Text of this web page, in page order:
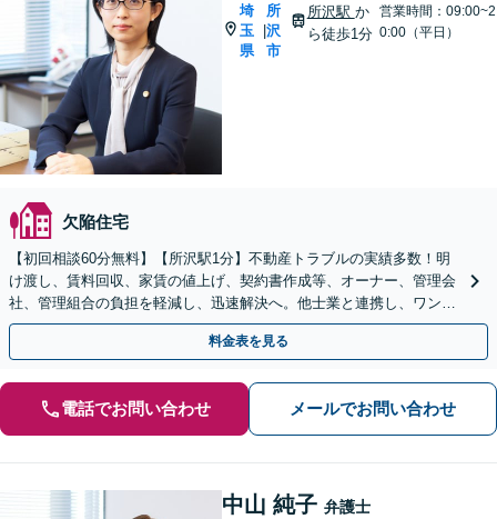
埼
玉
県
所
沢
市
所沢駅 か
ら徒歩1分
営業時間：09:00~2
0:00（平日）
欠陥住宅
【初回相談60分無料】【所沢駅1分】不動産トラブルの実績多数！明
け渡し、賃料回収、家賃の値上げ、契約書作成等、オーナー、管理会
社、管理組合の負担を軽減し、迅速解決へ。他士業と連携し、ワンス
トップでサポート【当日・夜間（18時まで）の相談可】
料金表を見る
電話でお問い合わせ メールでお問い合わせ
中山 純子 弁護士